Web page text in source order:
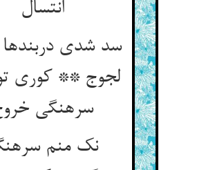
انتسال
سد شدی دربندها
لجوج ** کوری
سرهنگی
نک منم